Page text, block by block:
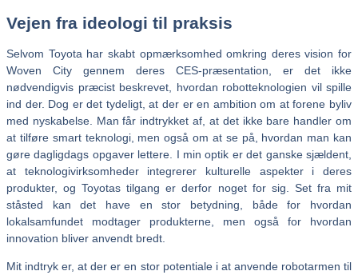
Vejen fra ideologi til praksis
Selvom Toyota har skabt opmærksomhed omkring deres vision for
Woven City gennem deres CES-præsentation, er det ikke
nødvendigvis præcist beskrevet, hvordan robotteknologien vil spille
ind der. Dog er det tydeligt, at der er en ambition om at forene byliv
med nyskabelse. Man får indtrykket af, at det ikke bare handler om
at tilføre smart teknologi, men også om at se på, hvordan man kan
gøre dagligdags opgaver lettere. I min optik er det ganske sjældent,
at teknologivirksomheder integrerer kulturelle aspekter i deres
produkter, og Toyotas tilgang er derfor noget for sig. Set fra mit
ståsted kan det have en stor betydning, både for hvordan
lokalsamfundet modtager produkterne, men også for hvordan
innovation bliver anvendt bredt.
Mit indtryk er, at der er en stor potentiale i at anvende robotarmen til